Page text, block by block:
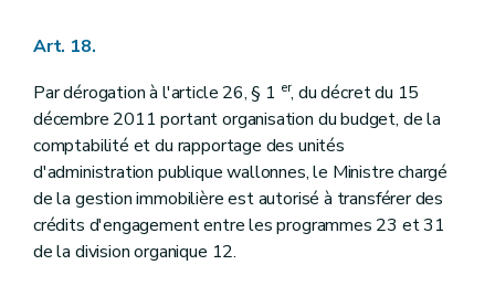
Art. 18.
Par dérogation à l'article 26, § 1 er, du décret du 15
décembre 2011 portant organisation du budget, de la
comptabilité et du rapportage des unités
d'administration publique wallonnes, le Ministre chargé
de la gestion immobilière est autorisé à transférer des
crédits d'engagement entre les programmes 23 et 31
de la division organique 12.